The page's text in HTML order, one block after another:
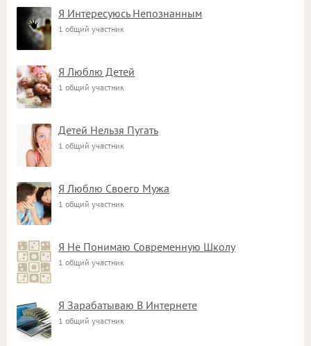
Я Интересуюсь Непознанным
1 общий участник
Я Люблю Детей
1 общий участник
Детей Нельзя Пугать
1 общий участник
Я Люблю Своего Мужа
1 общий участник
Я Не Понимаю Современную Школу
1 общий участник
Я Зарабатываю В Интернете
1 общий участник